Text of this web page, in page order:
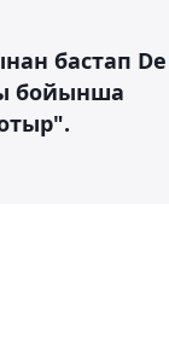
бастап De
бойынша